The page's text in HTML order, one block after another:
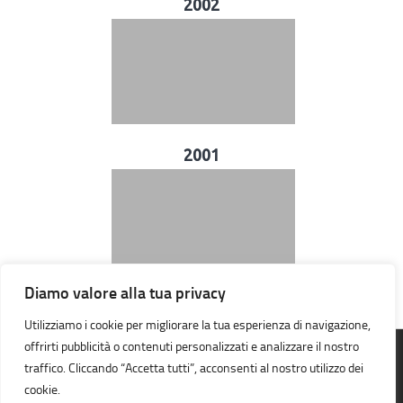
Diamo valore alla tua privacy
Utilizziamo i cookie per migliorare la tua esperienza di navigazione,
offrirti pubblicità o contenuti personalizzati e analizzare il nostro
traffico. Cliccando “Accetta tutti”, acconsenti al nostro utilizzo dei
cookie.
2002
2001
A.S.D. Orienteering Galileo Galilei © 2026. Tutti i diritti riservati.